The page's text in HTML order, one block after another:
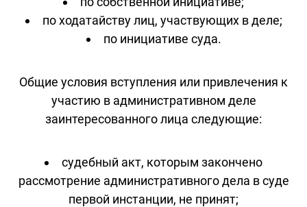
по ходатайству лиц, участвующих в деле;
по инициативе суда.
Общие условия вступления или привлечения к
участию в административном деле
заинтересованного лица следующие:
судебный акт, которым закончено
рассмотрение административного дела в суде
первой инстанции, не принят;